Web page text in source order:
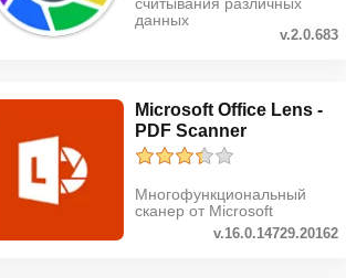
данных
v.2.0.683
Microsoft Office Lens -
PDF Scanner
Многофункциональный
сканер от Microsoft
v.16.0.14729.20162